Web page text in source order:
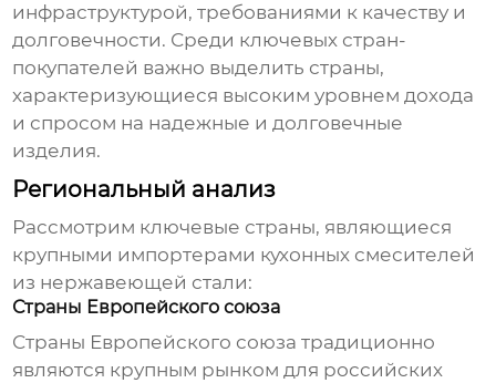
инфраструктурой, требованиями к качеству и
долговечности. Среди ключевых стран-
покупателей важно выделить страны,
характеризующиеся высоким уровнем дохода
и спросом на надежные и долговечные
изделия.
Региональный анализ
Рассмотрим ключевые страны, являющиеся
крупными импортерами кухонных смесителей
из нержавеющей стали:
Страны Европейского союза
Страны Европейского союза традиционно
являются крупным рынком для российских